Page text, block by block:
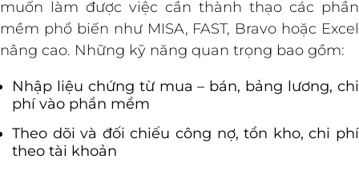
muốn làm được việc cần thành thạo các phần
mềm phổ biến như MISA, FAST, Bravo hoặc Excel
nâng cao. Những kỹ năng quan trọng bao gồm:
Nhập liệu chứng từ mua – bán, bảng lương, chi
phí vào phần mềm
Theo dõi và đối chiếu công nợ, tồn kho, chi phí
theo tài khoản